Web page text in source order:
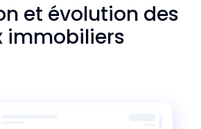
et évolution des
immobiliers